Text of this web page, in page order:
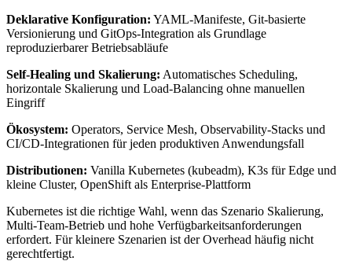
Deklarative Konfiguration: YAML-Manifeste, Git-basierte
Versionierung und GitOps-Integration als Grundlage
reproduzierbarer Betriebsabläufe
Self-Healing und Skalierung: Automatisches Scheduling,
horizontale Skalierung und Load-Balancing ohne manuellen
Eingriff
Ökosystem: Operators, Service Mesh, Observability-Stacks und
CI/CD-Integrationen für jeden produktiven Anwendungsfall
Distributionen: Vanilla Kubernetes (kubeadm), K3s für Edge und
kleine Cluster, OpenShift als Enterprise-Plattform
Kubernetes ist die richtige Wahl, wenn das Szenario Skalierung,
Multi-Team-Betrieb und hohe Verfügbarkeitsanforderungen
erfordert. Für kleinere Szenarien ist der Overhead häufig nicht
gerechtfertigt.